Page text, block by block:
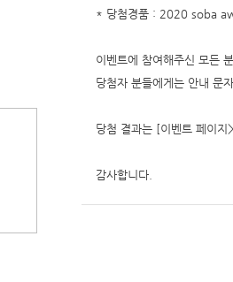
* 당첨경품 : 2020 soba
이벤트에 참여해주신 모든
당첨자 분들에게는 안내 문
당첨 결과는 [이벤트 페이지
감사합니다.